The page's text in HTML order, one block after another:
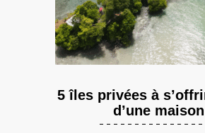
5 îles privées à
d’une maison